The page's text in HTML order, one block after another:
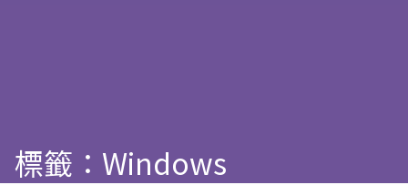
標籤：Windows